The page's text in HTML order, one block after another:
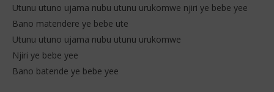
Utunu utuno ujama nubu utunu urukomwe njiri ye bebe yee
Bano matendere ye bebe ute
Utunu utuno ujama nubu utunu urukomwe
Njiri ye bebe yee
Bano batende ye bebe yee